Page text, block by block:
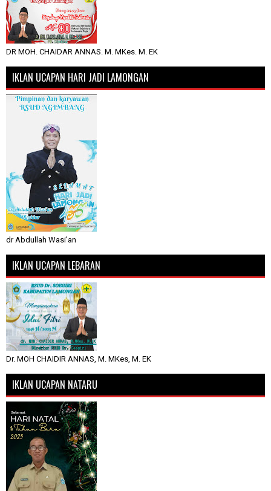
DR MOH. CHAIDAR ANNAS. M. MKes. M. EK
IKLAN UCAPAN HARI JADI LAMONGAN
dr Abdullah Wasi'an
IKLAN UCAPAN LEBARAN
Dr. MOH CHAIDIR ANNAS, M. MKes, M. EK
IKLAN UCAPAN NATARU